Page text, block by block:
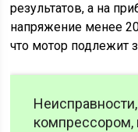
результатов, а на
напряжение менее
что мотор подлежит
компрессором,